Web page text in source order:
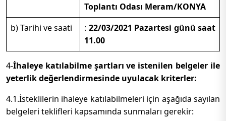
Toplantı Odası Meram/KONYA
b) Tarihi ve saati
: 22/03/2021 Pazartesi günü saat
11.00
4-İhaleye katılabilme şartları ve istenilen belgeler ile
yeterlik değerlendirmesinde uyulacak kriterler:
4.1.İsteklilerin ihaleye katılabilmeleri için aşağıda sayılan
belgeleri teklifleri kapsamında sunmaları gerekir: